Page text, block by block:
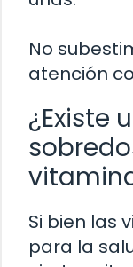
No
atención
¿Existe
Si bien las
para la